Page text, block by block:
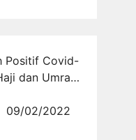
Positif Covid-
dan Umrah
09/02/2022